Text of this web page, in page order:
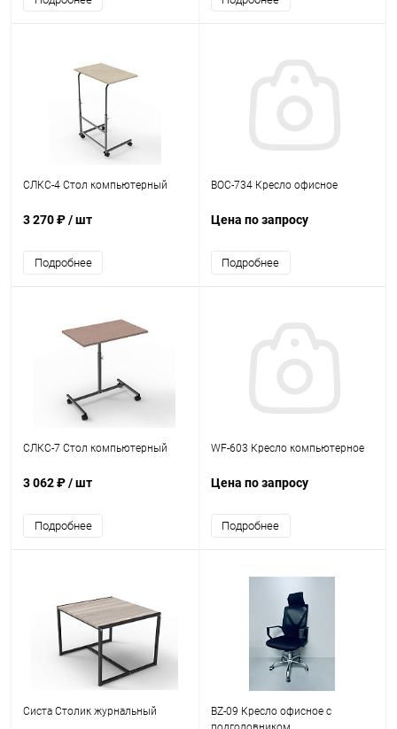
СЛКС-4 Стол компьютерный
3 270 ₽/ шт
Подробнее
BOC-734 Кресло офисное
Цена по запросу
Подробнее
СЛКС-7 Стол компьютерный
3 062 ₽/ шт
Подробнее
WF-603 Кресло компьютерное
Цена по запросу
Подробнее
Систа Столик журнальный
BZ-09 Кресло офисное с